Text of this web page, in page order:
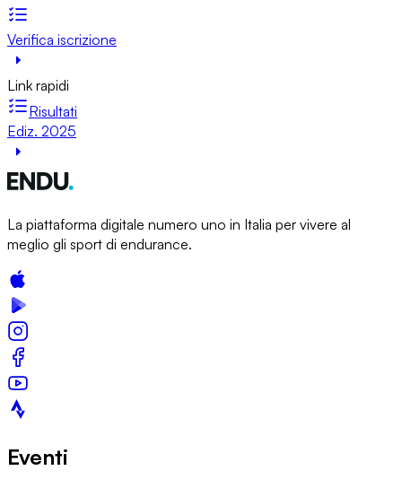
Verifica iscrizione
Link rapidi
Risultati
Ediz. 2025
La piattaforma digitale numero uno in Italia per vivere al
meglio gli sport di endurance.
Eventi